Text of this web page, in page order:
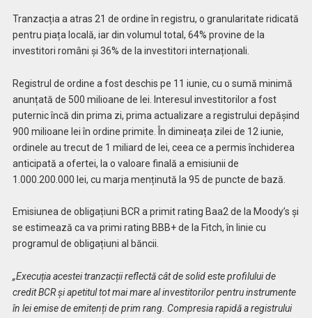
Tranzacția a atras 21 de ordine în registru, o granularitate ridicată
pentru piața locală, iar din volumul total, 64% provine de la
investitori români și 36% de la investitori internaționali.
Registrul de ordine a fost deschis pe 11 iunie, cu o sumă minimă
anunțată de 500 milioane de lei. Interesul investitorilor a fost
puternic încă din prima zi, prima actualizare a registrului depășind
900 milioane lei în ordine primite. În dimineața zilei de 12 iunie,
ordinele au trecut de 1 miliard de lei, ceea ce a permis închiderea
anticipată a ofertei, la o valoare finală a emisiunii de
1.000.200.000 lei, cu marja menținută la 95 de puncte de bază.
Emisiunea de obligațiuni BCR a primit rating Baa2 de la Moody’s și
se estimează ca va primi rating BBB+ de la Fitch, în linie cu
programul de obligațiuni al băncii.
„Execuția acestei tranzacții reflectă cât de solid este profilului de
credit BCR și apetitul tot mai mare al investitorilor pentru instrumente
în lei emise de emitenți de prim rang. Compresia rapidă a registrului